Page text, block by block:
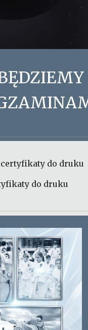
do druku
do druku